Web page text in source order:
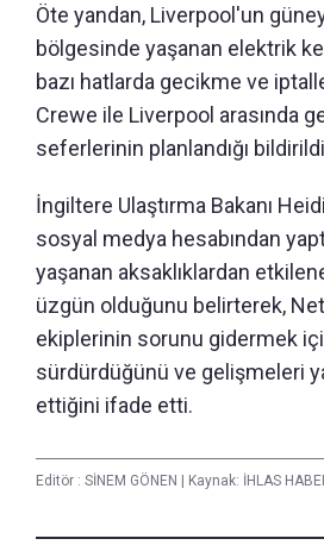
Öte yandan, Liverpool'un
bölgesinde yaşanan elektrik
bazı hatlarda gecikme ve
Crewe ile Liverpool arasında
seferlerinin planlandığı
İngiltere Ulaştırma Bakanı
sosyal medya hesabından
yaşanan aksaklıklardan
üzgün olduğunu belirterek,
ekiplerinin sorunu gidermek
sürdürdüğünü ve gelişmeleri
ettiğini ifade etti.
Editör : SİNEM GÖNEN Kaynak: İHLAS